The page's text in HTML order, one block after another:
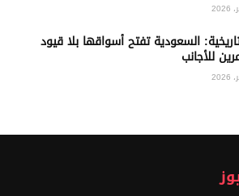
السعودية تفتح أسواقها بلا قيود
للأجانب